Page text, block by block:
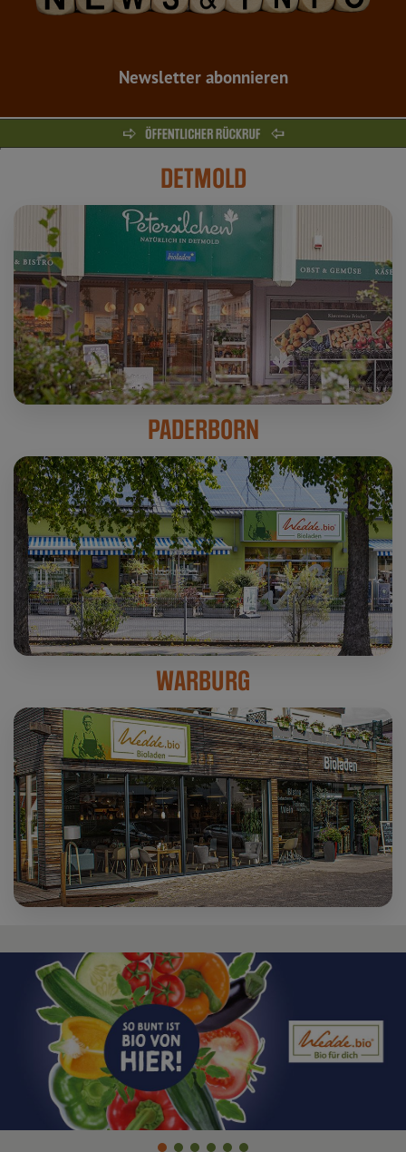
Newsletter abonnieren
DETMOLD
PADERBORN
WARBURG